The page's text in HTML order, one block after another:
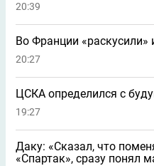
20:39
Во Франции «раскусили»
20:27
ЦСКА определился с
19:27
Даку: «Сказал, что
«Спартак», сразу понял